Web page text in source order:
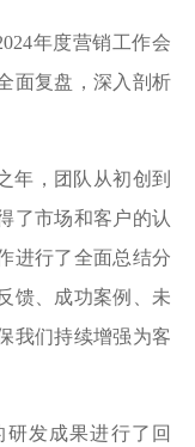
年度营销工作会
面复盘，深入剖析
年，团队从初创到
了市场和客户的认
进行了全面总结分
馈、成功案例、未
我们持续增强为客
发成果进行了回